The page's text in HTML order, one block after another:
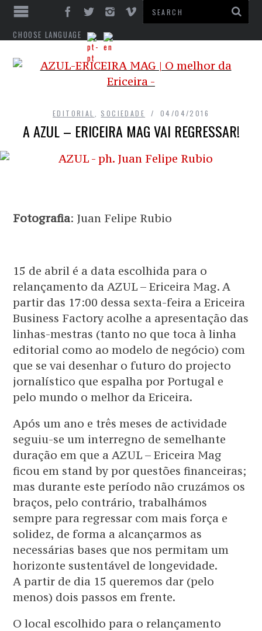
CHOOSE LANGUAGE
EDITORIAL SOCIEDADE 04/04/2016
A AZUL – ERICEIRA MAG VAI REGRESSAR!
Fotografia: Juan Felipe Rubio
15 de abril é a data escolhida para o
relançamento da AZUL – Ericeira Mag. A
partir das 17:00 dessa sexta-feira a Ericeira
Business Factory acolhe a apresentação das
linhas-mestras (tanto no que toca à linha
editorial como ao modelo de negócio) com
que se vai desenhar o futuro do projecto
jornalístico que espalha por Portugal e
pelo mundo o melhor da Ericeira.
Após um ano e três meses de actividade
seguiu-se um interregno de semelhante
duração em que a AZUL – Ericeira Mag
ficou em stand by por questões financeiras;
mas durante este período não cruzámos os
braços, pelo contrário, trabalhámos
sempre para regressar com mais força e
solidez, de forma a alcançarmos as
necessárias bases que nos permitam um
horizonte sustentável de longevidade.
A partir de dia 15 queremos dar (pelo
menos) dois passos em frente.
O local escolhido para o relançamento